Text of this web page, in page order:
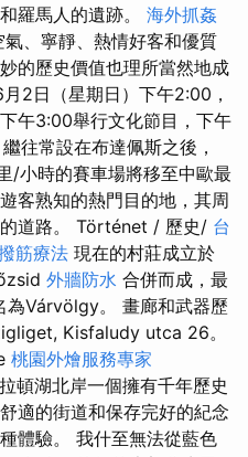
羅馬人的遺跡。 海外抓姦
、寧靜、熱情好客和優質
的歷史價值也理所當然地成
2日（星期日）下午2:00，
午3:00舉行文化節目，下午
往常設在布達佩斯之後，
/小時的賽車場將移至中歐最
客熟知的熱門目的地，其周
道路。 Történet / 歷史/ 台
筋療法 現在的村莊成立於
外牆防水 合併而成，最
Várvölgy。 畫廊和武器歷
Kisfaludy utca 26。
桃園外燴服務專家
頓湖北岸一個擁有千年歷史
適的街道和保存完好的紀念
體驗。 我什至無法從藍色